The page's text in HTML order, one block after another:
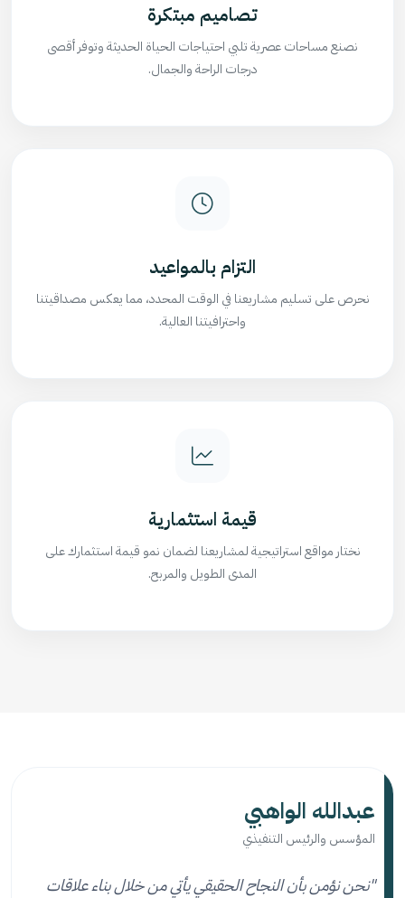
تصاميم مبتكرة
نصنع مساحات عصرية تلبي احتياجات الحياة الحديثة وتوفر أقصى
درجات الراحة والجمال.
التزام بالمواعيد
نحرص على تسليم مشاريعنا في الوقت المحدد، مما يعكس مصداقيتنا
واحترافيتنا العالية.
قيمة استثمارية
نختار مواقع استراتيجية لمشاريعنا لضمان نمو قيمة استثمارك على
المدى الطويل والمربح.
عبدالله الواهبي
المؤسس والرئيس التنفيذي
"نحن نؤمن بأن النجاح الحقيقي يأتي من خلال بناء علاقات